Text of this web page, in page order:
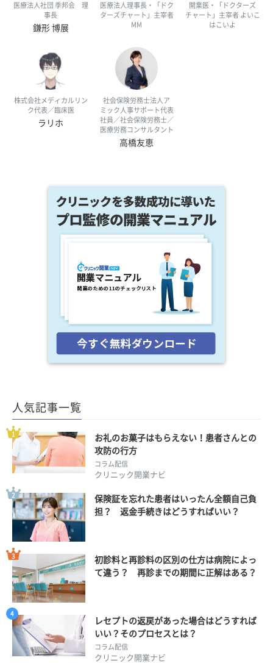
医療法人社団 季邦会 理
事長
鎌形 博展
医療法人理事長・「ドク
ターズチャート」主宰者
MM
開業医・「ドクターズ
チャート」主宰者 よいこ
はこいよ
株式会社メディカルリン
ク代表／臨床医
ラリホ
社会保険労務士法人ア
ミック人事サポート代表
社員／社会保険労務士／
医療労務コンサルタント
高橋友恵
人気記事一覧
お礼のお菓子はもらえない！患者さんとの
攻防の行方
コラム配信
クリニック開業ナビ
保険証を忘れた患者はいったん全額自己負
担？ 返金手続きはどうすればいい？
初診料と再診料の区別の仕方は病院によっ
て違う？ 再診までの期間に正解はある？
レセプトの返戻があった場合はどうすれば
いい？そのプロセスとは？
コラム配信
クリニック開業ナビ